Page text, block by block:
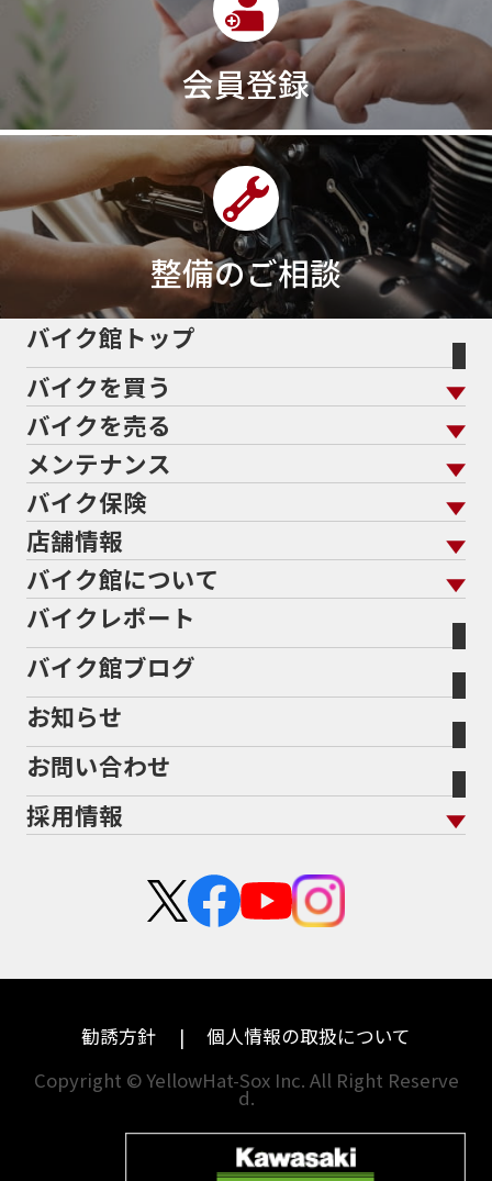
会員登録
整備のご相談
バイク館トップ
バイクを買う
バイクを買う トップ
バイクを探す
メーカーから探す
色から探す
スタイルから探す
排気量から探す
地域から探す
走行距離から探す
中古車から探す
バイクを売る
バイクを売る トップ
バイク館買取の強み
バイクを高く売るコツ
バイク買取の流れ
全国展開の強み
よくあるご質問
バイク買取強化車両
メーカー別買取相場・
ヤマハ
ホンダ
スズキ
ハーレーダビッドソン
ドゥカティ
トライアンフ
アプリリア
KTM
モトグッツイ
MVアグスタ
他海外ﾒｰｶｰ
メンテナンス
メンテナンス トップ
バイク点検
バイク車検
Bikeep
プロテクションフィルム
バイク保険
バイク保険 トップ
自賠責保険
任意保険
バイク保険無料見積り（現在未加入の方）
バイク保険無料見積り（他社でご加入の方）
盗難保険
店舗情報
店舗情報 トップ
北海道
宮城
福島
茨城
栃木
兵庫
福岡
バイク館について
バイク館について トップ
バイク館が選ばれる理由
会社概要
沿革
二輪公正取引協議会加盟店
バイクレポート
バイク館ブログ
お知らせ
お問い合わせ
採用情報
中途採用・アルバイト
勧誘方針
個人情報の取扱について
Copyright © YellowHat-Sox Inc. All Right Reserve
d.